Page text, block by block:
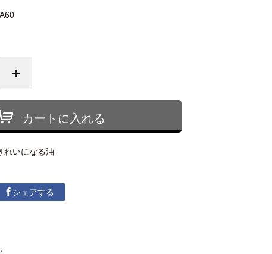
+
カートに入れる
れいになる油
シェアする